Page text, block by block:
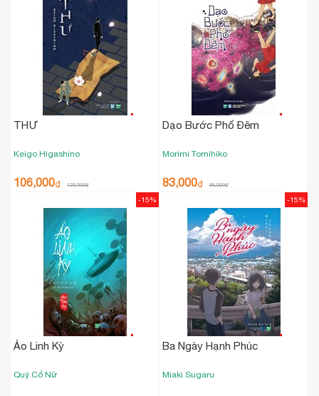
THƯ
Keigo Higashino
106,000₫ 125,000₫
Dạo Bước Phố Đêm
Morimi Tomihiko
83,000₫ 98,000₫
Ảo Linh Kỳ
Quỷ Cổ Nữ
-15%
Ba Ngày Hạnh Phúc
Miaki Sugaru
-15%